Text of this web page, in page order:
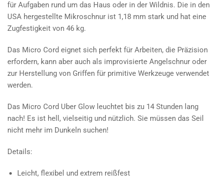
für Aufgaben rund um das Haus oder in der Wildnis. Die in den
USA hergestellte Mikroschnur ist 1,18 mm stark und hat eine
Zugfestigkeit von 46 kg.
Das Micro Cord eignet sich perfekt für Arbeiten, die Präzision
erfordern, kann aber auch als improvisierte Angelschnur oder
zur Herstellung von Griffen für primitive Werkzeuge verwendet
werden.
Das Micro Cord Uber Glow leuchtet bis zu 14 Stunden lang
nach! Es ist hell, vielseitig und nützlich. Sie müssen das Seil
nicht mehr im Dunkeln suchen!
Details:
Leicht, flexibel und extrem reißfest